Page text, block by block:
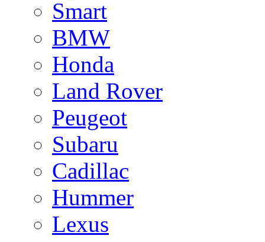
Smart
BMW
Honda
Land Rover
Peugeot
Subaru
Cadillac
Hummer
Lexus